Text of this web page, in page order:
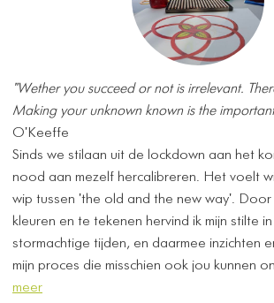
"Wether you succeed or not is irrelevant.
Making your unknown known is the
O'Keeffe
Sinds we stilaan uit de lockdown aan het
nood aan mezelf hercalibreren. Het voelt
wip tussen 'the old and the new way'. Door
kleuren en te tekenen hervind ik mijn stilte
stormachtige tijden, en daarmee inzichten
mijn proces die misschien ook jou kunnen
meer